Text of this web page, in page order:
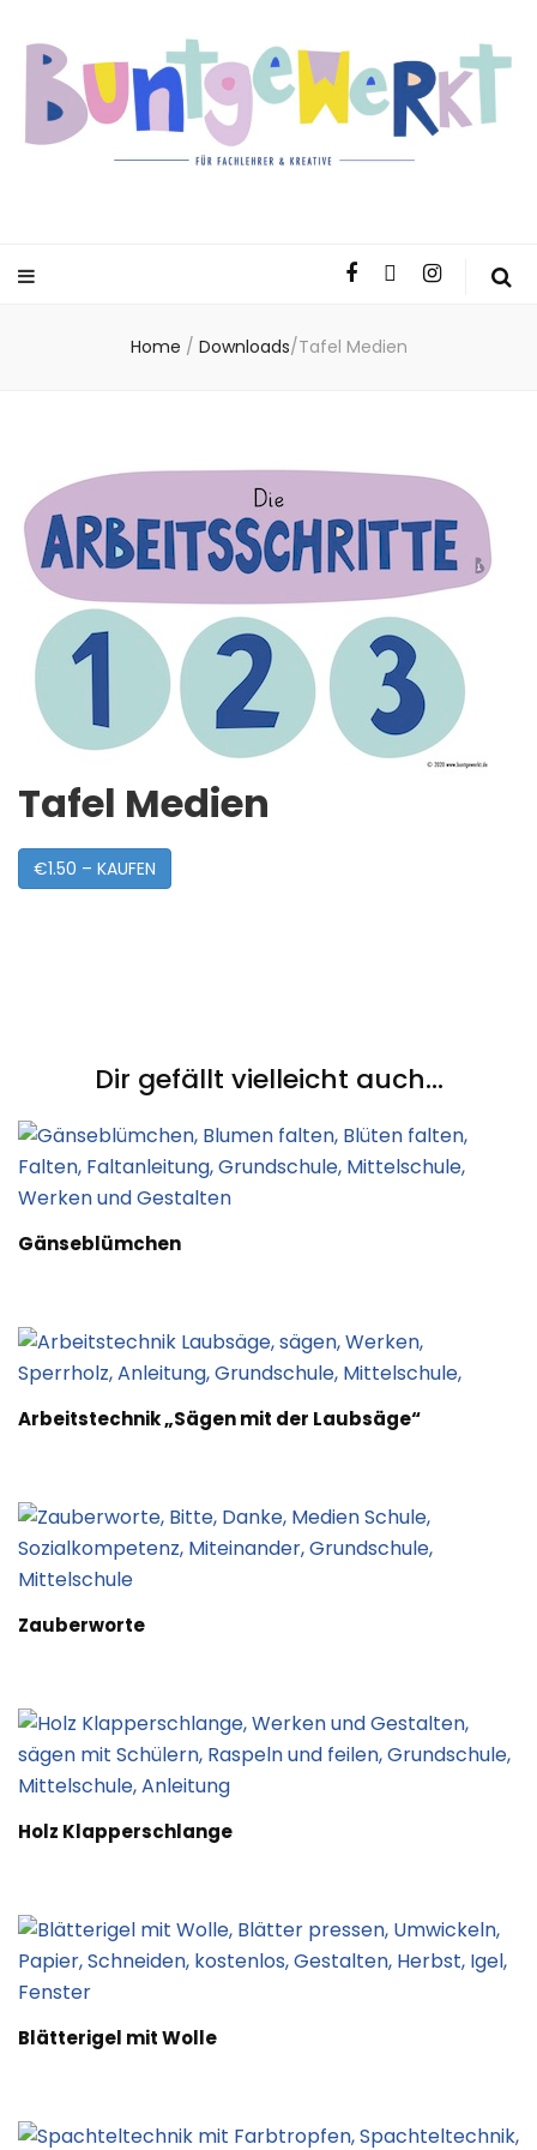
Home / Downloads/Tafel Medien
Tafel Medien
€1.50 – KAUFEN
Dir gefällt vielleicht auch...
Gänseblümchen
Arbeitstechnik „Sägen mit der Laubsäge“
Zauberworte
Holz Klapperschlange
Blätterigel mit Wolle